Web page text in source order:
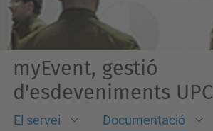
myEvent, gestió
d'esdeveniments UPC
El servei Documentació